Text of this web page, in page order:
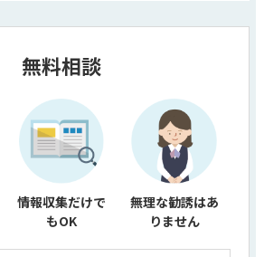
無料相談
情報収集だけで
もOK
無理な勧誘はあ
りません